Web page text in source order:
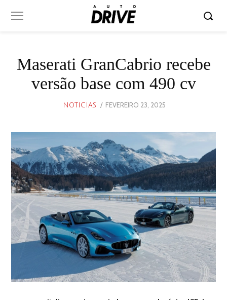
Maserati GranCabrio recebe
versão base com 490 cv
NOTICIAS
POSTED
FEVEREIRO 23, 2025